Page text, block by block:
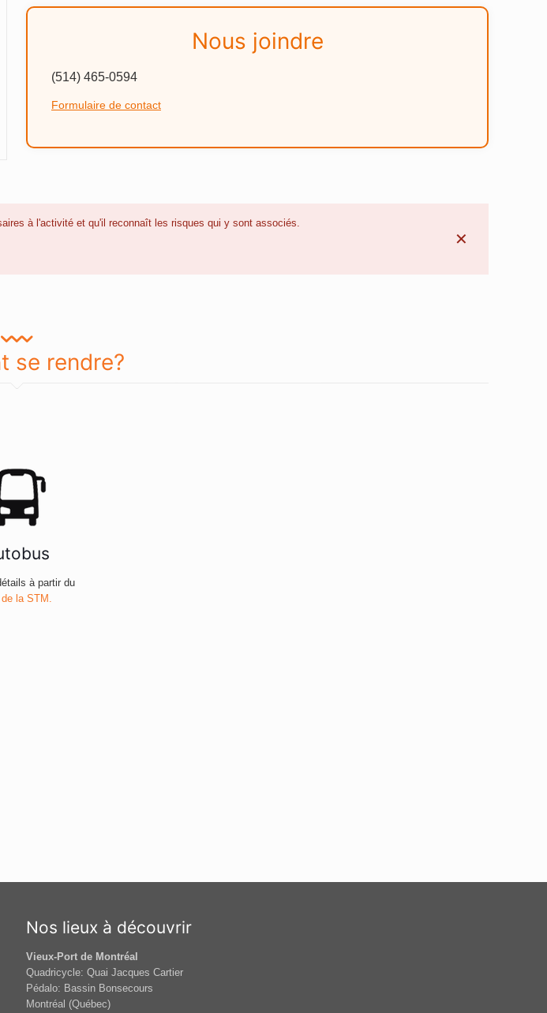
Nous joindre
(514) 465-0594
Formulaire de contact
à l'activité et qu'il reconnaît les risques qui y sont associés.
✕
se rendre?
à partir du
la STM.
Nos lieux à découvrir
Vieux-Port de Montréal
Quadricycle: Quai Jacques Cartier
Pédalo: Bassin Bonsecours
Montréal (Québec)